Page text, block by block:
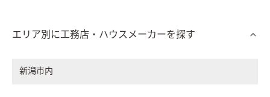
エリア別に工務店・ハウスメーカーを探す
新潟市内